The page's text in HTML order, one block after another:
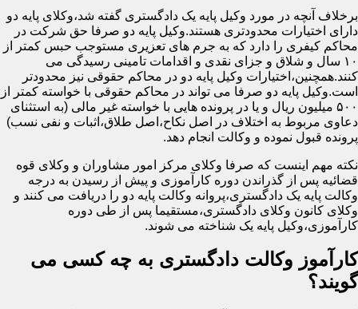
برخلاف آنچه در مورد وکیل پایه یک دادگستری گفته شد،وکلای پایه دو
دارای اختیارات محدودتری هستند.وکیل پایه دو صرفا حق شرکت در
محاکم کیفری را دارد که به جرم های تعزیری مستوجب حبس کمتر از
۱۰ سال و شلاق و جزای نقدی و اقدامات تامینی رسیدگی می
کنند.همچنین،اختیارات وکیل پایه دو در محاکم حقوقی نیز محدودتر
است.وکیل پایه دو صرفا می تواند در محاکم حقوقی با خواسته کمتر از
۵۰۰ میلیون ریال و یا در پرونده هایی با خواسته غیر مالی (به استثنای
دعاوی مربوط به اختلاف در اصل نکاح،اصل طلاق،اثبات و نفی نسب)
پرونده قبول نموده و وکالت انجام دهد.
نکته مهم اینست که صرفا وکلای مرکز امور مشاوران و وکلای قوه
قضائیه پس از گذراندن دوره کارآموزی و پیش از رسیدن به درجه
وکالت پایه یک دادگستری،پروانه وکالت پایه دو را دریافت می کنند و
وکلای کانون وکلای دادگستری،مستقیما پس از طی دوره
کارآموزی،وکیل پایه یک شناخته می شوند.
کارآموز وکالت دادگستری به چه کسی می
گویند؟